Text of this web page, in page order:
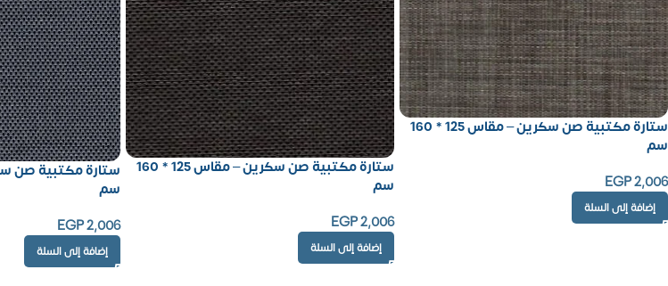
ستارة مكتبية صن سكرين – مقاس 125 * 160
سم
EGP2,006
إضافة إلى السلة
ستارة مكتبية صن سكرين – مقاس 125 * 160
سم
EGP2,006
إضافة إلى السلة
سم
EGP2,006
إضافة إلى السلة